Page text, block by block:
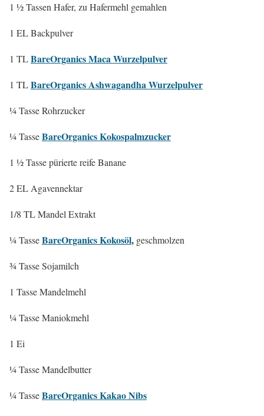
1 ½ Tassen Hafer, zu Hafermehl gemahlen
1 EL Backpulver
1 TLBareOrganics Maca Wurzelpulver
1 TLBareOrganics Ashwagandha Wurzelpulver
¼ Tasse Rohrzucker
¼ TasseBareOrganics Kokospalmzucker
1 ½ Tasse pürierte reife Banane
2 EL Agavennektar
1/8 TL Mandel Extrakt
¼ TasseBareOrganics Kokosöl, geschmolzen
¾ Tasse Sojamilch
1 Tasse Mandelmehl
¼ Tasse Maniokmehl
1 Ei
¼ Tasse Mandelbutter
¼ TasseBareOrganics Kakao Nibs